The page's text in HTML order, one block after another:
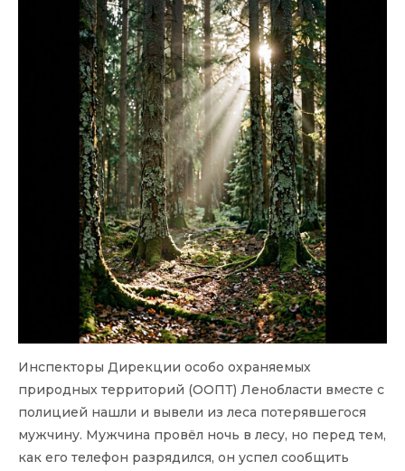
Инспекторы Дирекции особо охраняемых
природных территорий (ООПТ) Ленобласти вместе с
полицией нашли и вывели из леса потерявшегося
мужчину. Мужчина провёл ночь в лесу, но перед тем,
как его телефон разрядился, он успел сообщить